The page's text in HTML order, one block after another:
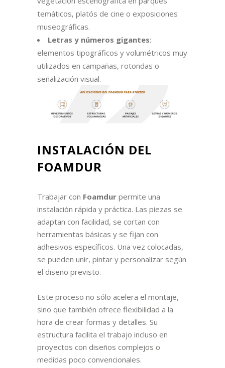
temáticos, platós de cine o exposiciones
museográficas.
Letras y números gigantes:
elementos tipográficos y volumétricos muy
utilizados en campañas, rotondas o
señalización visual.
INSTALACIÓN DEL
FOAMDUR
Trabajar con Foamdur permite una
instalación rápida y práctica. Las piezas se
adaptan con facilidad, se cortan con
herramientas básicas y se fijan con
adhesivos específicos. Una vez colocadas,
se pueden unir, pintar y personalizar según
el diseño previsto.
Este proceso no sólo acelera el montaje,
sino que también ofrece flexibilidad a la
hora de crear formas y detalles. Su
estructura facilita el trabajo incluso en
proyectos con diseños complejos o
medidas poco convencionales.